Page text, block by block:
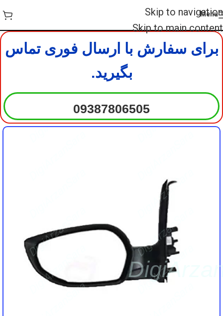
Skip to navigation
Skip to main content
Menu
برای سفارش با ارسال فوری تماس
بگیرید.
09387806505
DigiArzanSara
DigiArzanSara
DigiArzanSara
DigiArzanSara
DigiArzanSara
DigiArzanSara
DigiArzanSara
DigiArzanSara
DigiArzanSara
DigiArzanSara
DigiArzanSara